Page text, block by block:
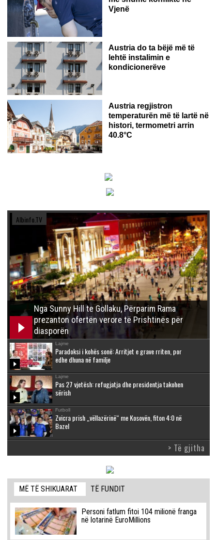
Vjenë
Austria do ta bëjë më të
lehtë instalimin e
kondicionerëve
Austria regjistron
temperaturën më të lartë në
histori, termometri arrin
40.8°C
Albinfo.TV
Nga Sunny Hill te Gollaku, Përparim Rama
prezanton ofertën verore të Prishtinës për
diasporën
Lajme
Paradoksi i kohës sonë: Arritjet e grave rriten, por
edhe dhuna në familje
Lajme
Pas 27 vjetësh: refugjatja dhe presidentja takohen
sërish
Futboll
Zvicra prish „vëllazërinë“ me Kosovën, fiton 4:0 në
Bazel
> Të gjitha
MË TË SHIKUARAT TË FUNDIT
Personi fatlum fitoi 104 milionë franga
në lotarinë EuroMillions